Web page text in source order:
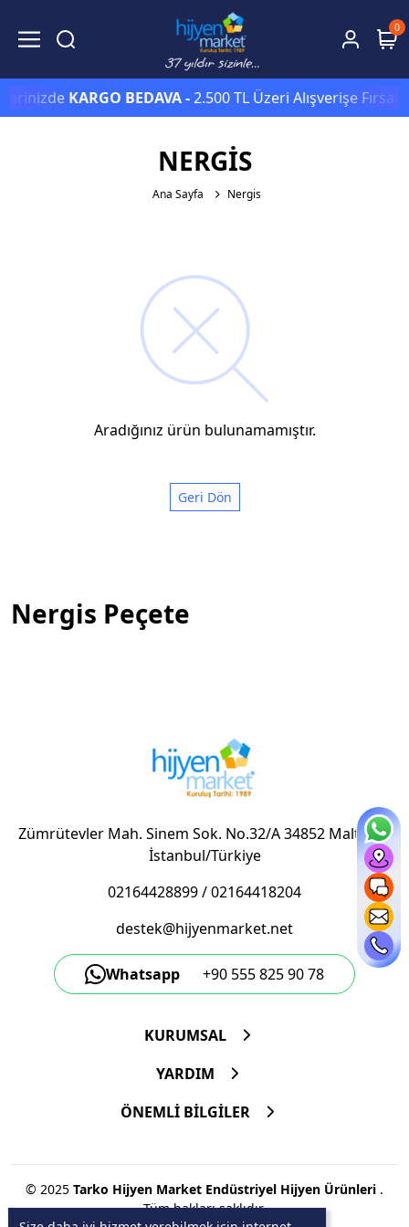
0
KARGO BEDAVA -2.500 TL Üzeri Alışverişe
NERGIS
Ana Sayfa Nergis
Aradığınız ürün bulunamamıştır.
Geri Dön
Nergis Peçete
Zümrütevler Mah. Sinem Sok. No.32/A 34852 Maltepe/
İstanbul/Türkiye
02164428899/02164418204
destek@hijyenmarket.net
Whatsapp +90 555 825 90 78
KURUMSAL
YARDIM
ÖNEMLİ BİLGİLER
© 2025 Tarko Hijyen Market Endüstriyel Hijyen Ürünleri .
Tüm hakları saklıdır.